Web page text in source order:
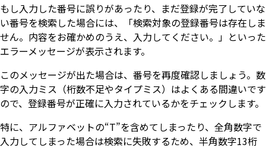
もし入力した番号に誤りがあったり、まだ登録が完了していな
い番号を検索した場合には、「検索対象の登録番号は存在しま
せん。内容をお確かめのうえ、入力してください。」といった
エラーメッセージが表示されます。
このメッセージが出た場合は、番号を再度確認しましょう。数
字の入力ミス（桁数不足やタイプミス）はよくある間違いです
ので、登録番号が正確に入力されているかをチェックします。
特に、アルファベットの“T”を含めてしまったり、全角数字で
入力してしまった場合は検索に失敗するため、半角数字13桁